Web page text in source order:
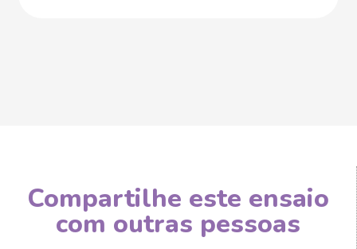
Compartilhe este ensaio
com outras pessoas